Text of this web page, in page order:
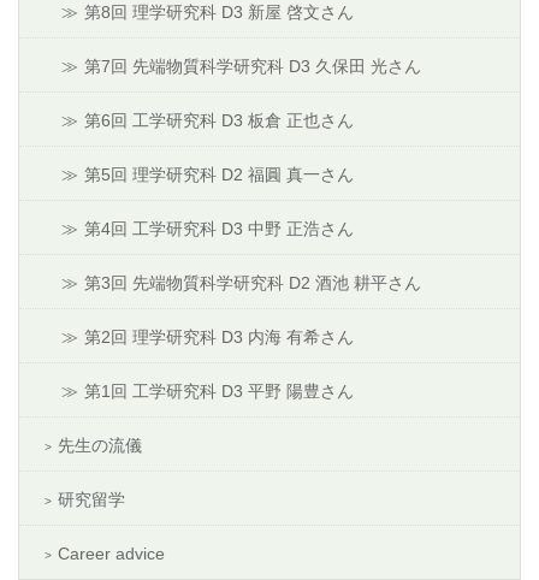
第8回 理学研究科 D3 新屋 啓文さん
第7回 先端物質科学研究科 D3 久保田 光さん
第6回 工学研究科 D3 板倉 正也さん
第5回 理学研究科 D2 福圓 真一さん
第4回 工学研究科 D3 中野 正浩さん
第3回 先端物質科学研究科 D2 酒池 耕平さん
第2回 理学研究科 D3 内海 有希さん
第1回 工学研究科 D3 平野 陽豊さん
先生の流儀
研究留学
Career advice